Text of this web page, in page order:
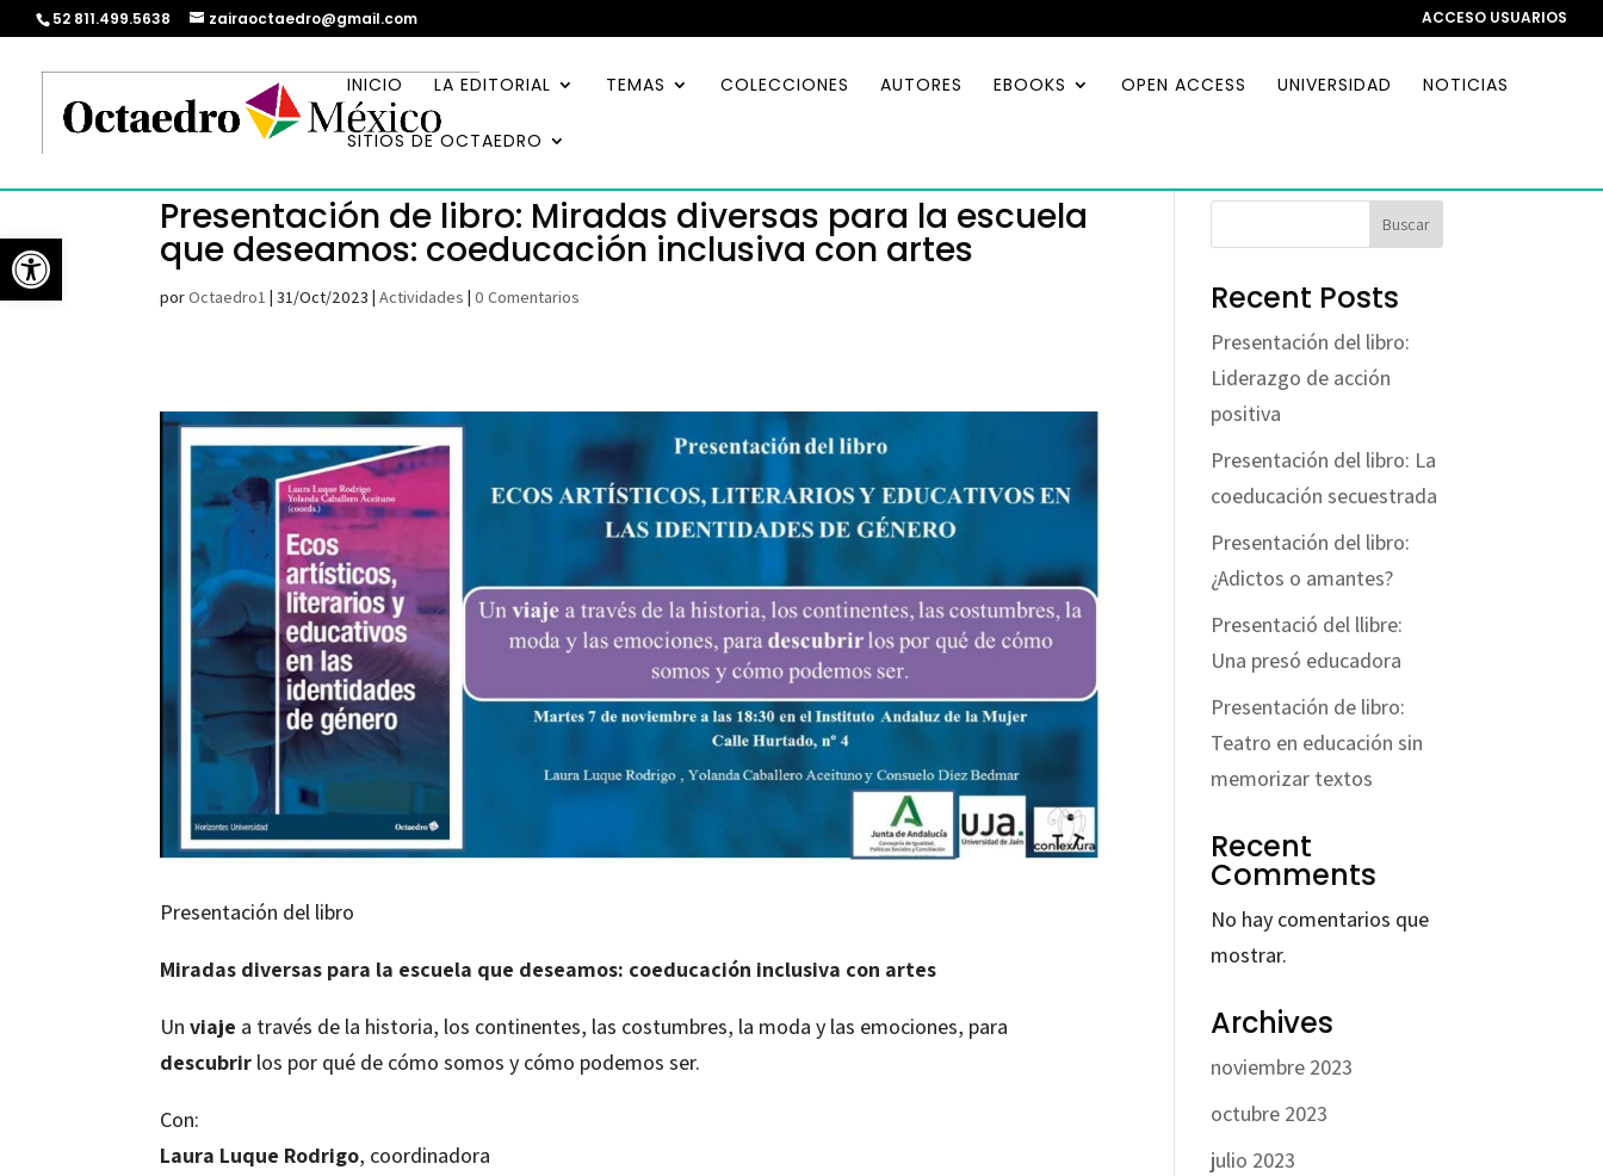
Abrir barra de herramientas
52 811.499.5638 zairaoctaedro@gmail.com ACCESO USUARIOS
INICIO LA EDITORIAL TEMAS COLECCIONES AUTORES EBOOKS OPEN ACCESS UNIVERSIDAD NOTICIAS
SITIOS DE OCTAEDRO
Presentación de libro: Miradas diversas para la escuela
que deseamos: coeducación inclusiva con artes
porOctaedro1 |31/Oct/2023 |Actividades |0 Comentarios
Presentación del libro
Miradas diversas para la escuela que deseamos: coeducación inclusiva con artes
Unviaje a través de la historia, los continentes, las costumbres, la moda y las emociones, para
descubrir los por qué de cómo somos y cómo podemos ser.
Con:
Laura Luque Rodrigo, coordinadora
Buscar
Recent Posts
Presentación del libro:
Liderazgo de acción
positiva
Presentación del libro: La
coeducación secuestrada
Presentación del libro:
¿Adictos o amantes?
Presentació del llibre:
Una presó educadora
Presentación de libro:
Teatro en educación sin
memorizar textos
Recent
Comments
No hay comentarios que
mostrar.
Archives
noviembre 2023
octubre 2023
julio 2023